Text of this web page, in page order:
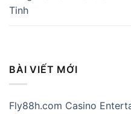
Tinh
BÀI VIẾT MỚI
Fly88h.com Casino